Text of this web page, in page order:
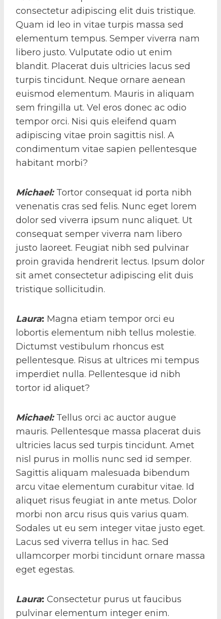
consectetur adipiscing elit duis tristique.
Quam id leo in vitae turpis massa sed
elementum tempus. Semper viverra nam
libero justo. Vulputate odio ut enim
blandit. Placerat duis ultricies lacus sed
turpis tincidunt. Neque ornare aenean
euismod elementum. Mauris in aliquam
sem fringilla ut. Vel eros donec ac odio
tempor orci. Nisi quis eleifend quam
adipiscing vitae proin sagittis nisl. A
condimentum vitae sapien pellentesque
habitant morbi?
Michael:Tortor consequat id porta nibh
venenatis cras sed felis. Nunc eget lorem
dolor sed viverra ipsum nunc aliquet. Ut
consequat semper viverra nam libero
justo laoreet. Feugiat nibh sed pulvinar
proin gravida hendrerit lectus. Ipsum dolor
sit amet consectetur adipiscing elit duis
tristique sollicitudin.
Laura: Magna etiam tempor orci eu
lobortis elementum nibh tellus molestie.
Dictumst vestibulum rhoncus est
pellentesque. Risus at ultrices mi tempus
imperdiet nulla. Pellentesque id nibh
tortor id aliquet?
Michael:Tellus orci ac auctor augue
mauris. Pellentesque massa placerat duis
ultricies lacus sed turpis tincidunt. Amet
nisl purus in mollis nunc sed id semper.
Sagittis aliquam malesuada bibendum
arcu vitae elementum curabitur vitae. Id
aliquet risus feugiat in ante metus. Dolor
morbi non arcu risus quis varius quam.
Sodales ut eu sem integer vitae justo eget.
Lacus sed viverra tellus in hac. Sed
ullamcorper morbi tincidunt ornare massa
eget egestas.
Laura: Consectetur purus ut faucibus
pulvinar elementum integer enim.